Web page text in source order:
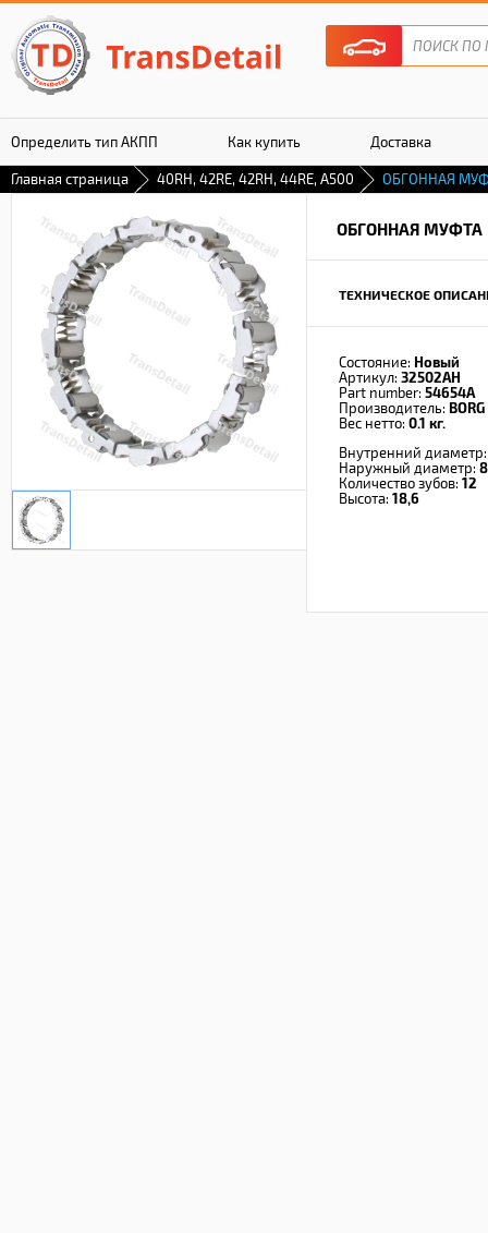
Определить тип АКПП Как купить Доставка
Гарантия
Главная страница 40RH, 42RE, 42RH, 44RE, A500 ОБГОННАЯ
ОБГОННАЯ МУФТА
ТЕХНИЧЕСКОЕ
Состояние: Новый
Артикул: 32502AH
Part number: 54654A
Производитель:
Вес нетто: 0.1 кг.
Внутренний
Наружный диаметр:
Количество зубов: 12
Высота: 18,6